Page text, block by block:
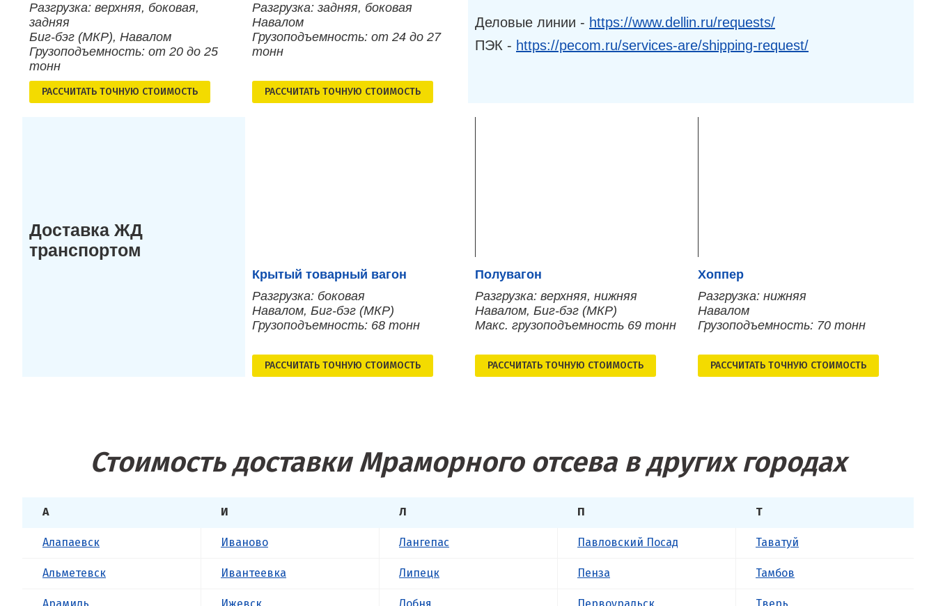
Разгрузка: верхняя, боковая,
задняя
Биг-бэг (МКР), Навалом
Грузоподъемность: от 20 до 25
тонн
РАСCЧИТАТЬ ТОЧНУЮ СТОИМОСТЬ
Разгрузка: задняя, боковая
Навалом
Грузоподъемность: от 24 до 27
тонн
РАСCЧИТАТЬ ТОЧНУЮ СТОИМОСТЬ
Деловые линии - https://www.dellin.ru/requests/
ПЭК - https://pecom.ru/services-are/shipping-request/
Доставка ЖД
транспортом
Крытый товарный вагон
Разгрузка: боковая
Навалом, Биг-бэг (МКР)
Грузоподъемность: 68 тонн
РАСCЧИТАТЬ ТОЧНУЮ СТОИМОСТЬ
Полувагон
Разгрузка: верхняя, нижняя
Навалом, Биг-бэг (МКР)
Макс. грузоподъемность 69 тонн
РАСCЧИТАТЬ ТОЧНУЮ СТОИМОСТЬ
Хоппер
Разгрузка: нижняя
Навалом
Грузоподъемность: 70 тонн
РАСCЧИТАТЬ ТОЧНУЮ СТОИМОСТЬ
Стоимость доставки Мраморного отсева в других городах
А
Алапаевск
Альметевск
И
Иваново
Ивантеевка
Л
Лангепас
Липецк
П
Павловский Посад
Пенза
Т
Таватуй
Тамбов